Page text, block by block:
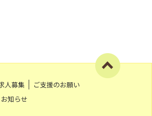
人募集
ご支援のお願い
お知らせ